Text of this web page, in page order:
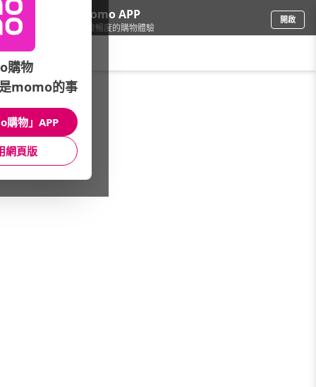
下載momo APP
給你3倍流暢度的購物體驗
開啟
票券/美食餐券/精選大牌
館長推薦 月銷量
購物
momo的事
購物」APP
網頁版